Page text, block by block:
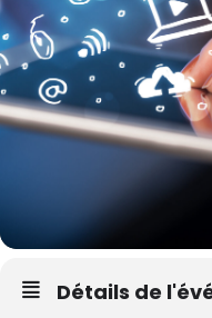
Détails de